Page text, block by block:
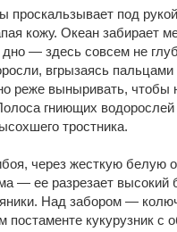
проскальзывает под
кожу. Океан забирает
— здесь совсем не
вгрызаясь
реже выныривать, чтобы
гниющих водорослей
тростника.
через жесткую белую
— ее разрезает высокий
Над забором —
постаменте кукурузник